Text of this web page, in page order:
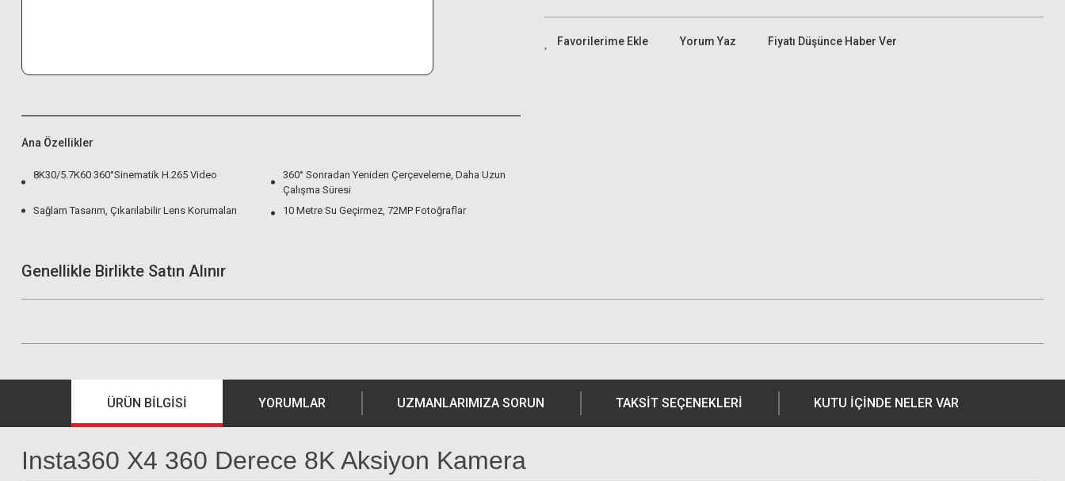
Ana Özellikler
8K30/5.7K60 360°Sinematik H.265 Video
360° Sonradan Yeniden Çerçeveleme, Daha Uzun
Çalışma Süresi
Sağlam Tasarım, Çıkarılabilir Lens Korumaları
10 Metre Su Geçirmez, 72MP Fotoğraflar
Yorum Yaz Fiyatı Düşünce Haber Ver
Genellikle Birlikte Satın Alınır
ÜRÜN BILGISI YORUMLAR UZMANLARIMIZA SORUN TAKSIT SEÇENEKLERI KUTU İÇİNDE NELER VAR
Insta360 X4 360 Derece 8K Aksiyon Kamera